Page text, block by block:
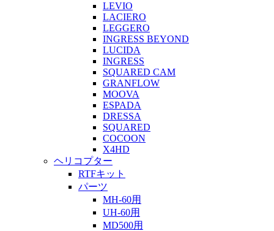
LEVIO
LACIERO
LEGGERO
INGRESS BEYOND
LUCIDA
INGRESS
SQUARED CAM
GRANFLOW
MOOVA
ESPADA
DRESSA
SQUARED
COCOON
X4HD
ヘリコプター
RTFキット
パーツ
MH-60用
UH-60用
MD500用